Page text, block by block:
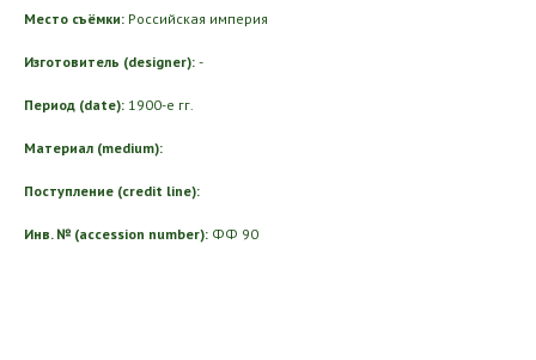
Место съёмки: Российская империя
Изготовитель (designer): -
Период (date): 1900-е гг.
Материал (medium):
Поступление (credit line):
Инв. № (accession number): ФФ 90